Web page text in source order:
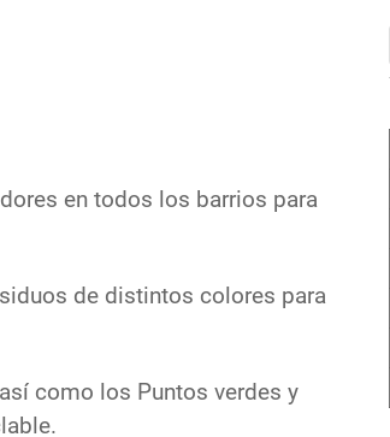
en todos los barrios para
de distintos colores para
como los Puntos verdes y